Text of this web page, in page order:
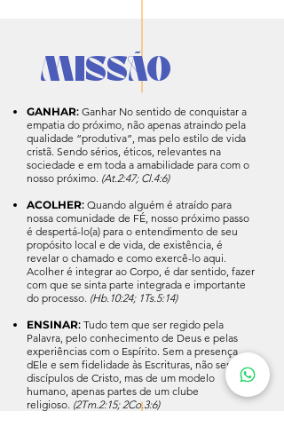
MISSÃO
GANHAR: Ganhar No sentido de conquistar a
empatia do próximo, não apenas atraindo pela
qualidade “produtiva”, mas pelo estilo de vida
cristã. Sendo sérios, éticos, relevantes na
sociedade e em toda a amabilidade para com o
nosso próximo. (At.2:47; Cl.4:6)
ACOLHER: Quando alguém é atraído para
nossa comunidade de FÉ, nosso próximo passo
é despertá-lo(a) para o entendimento de seu
propósito local e de vida, de existência, é
revelar o chamado e como exercê-lo aqui.
Acolher é integrar ao Corpo, é dar sentido, fazer
com que se sinta parte integrada e importante
do processo. (Hb.10:24; 1Ts.5:14)
ENSINAR: Tudo tem que ser regido pela
Palavra, pelo conhecimento de Deus e pelas
experiências com o Espírito. Sem a presença
dEle e sem fidelidade às Escrituras, não seremos
discípulos de Cristo, mas de um modelo
humano, apenas partes de um clube
religioso. (2Tm.2:15; 2Co.3:6)